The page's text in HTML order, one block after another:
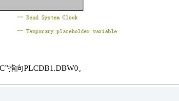
指向PLCDB1.DBW0。